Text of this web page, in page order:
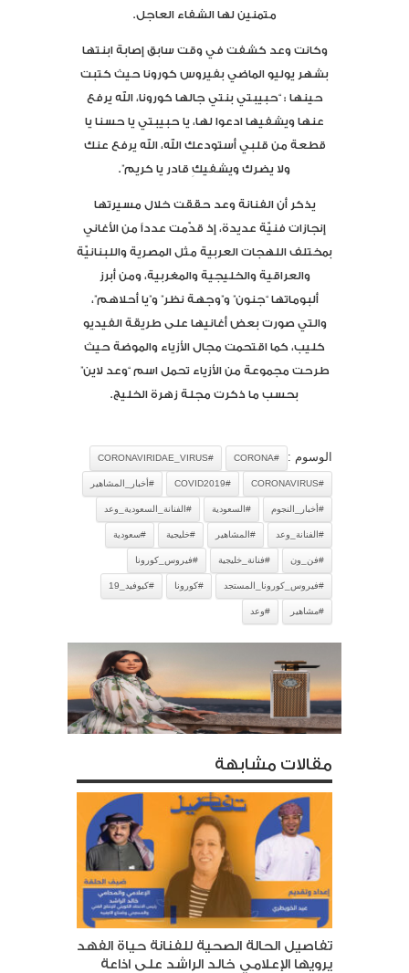
متمنين لها الشفاء العاجل.
وكانت وعد كشفت في وقت سابق إصابة ابنتها
بشهر يوليو الماضي بفيروس كورونا حيث كتبت
حينها : “حبيبتي بنتي جالها كورونا، الله يرفع
عنها ويشفيها ادعوا لها، يا حبيبتي يا حسنا يا
قطعة من قلبي أستودعك الله، الله يرفع عنك
ولا يضرك ويشفيكِ قادر يا كريم”.
يذكر أن الفنانة وعد حققت خلال مسيرتها
إنجازات فنيّة عديدة، إذ قدّمت عدداً من الأغاني
بمختلف اللهجات العربية مثل المصرية واللبنانيّة
والعراقية والخليجية والمغربية، ومن أبرز
ألبوماتها “جنون” و”وجهة نظر” و”يا أحلاهم”،
والتي صورت بعض أغانيها على طريقة الفيديو
كليب، كما اقتحمت مجال الأزياء والموضة حيث
طرحت مجموعة من الأزياء تحمل اسم “وعد لاين”
بحسب ما ذكرت مجلة زهرة الخليج.
الوسوم : #CORONA
#CORONAVIRIDAE_VIRUS
#CORONAVIRUS
#COVID2019 #أخبار_المشاهير
#أخبار_النجوم #السعودية #الفنانة_السعودية_وعد
#الفنانة_وعد #المشاهير #خليجية #سعودية
#فن_ون #فنانة_خليجية #فيروس_كورونا
#فيروس_كورونا_المستجد #كورونا #كيوفيد_19
#مشاهير #وعد
مقالات مشابهة
تفاصيل الحالة الصحية للفنانة حياة الفهد
يرويها الإعلامي خالد الراشد على اذاعة